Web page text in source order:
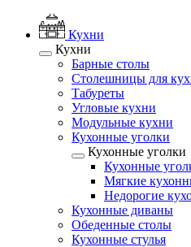
Кухни
Кухни
Барные столы
Столешницы для
Табуреты
Угловые кухни
Модульные кухни
Кухонные уголки
Кухонные уголки
Кухонные
Мягкие
Недорогие
Кухонные диваны
Обеденные столы
Кухонные стулья